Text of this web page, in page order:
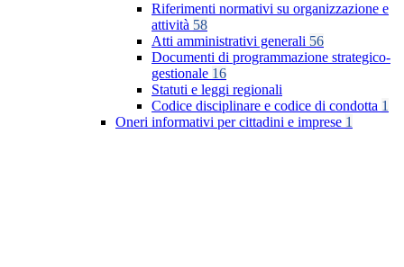
Riferimenti normativi su organizzazione e
attività 58
Atti amministrativi generali 56
Documenti di programmazione strategico-
gestionale 16
Statuti e leggi regionali
Codice disciplinare e codice di condotta 1
Oneri informativi per cittadini e imprese 1